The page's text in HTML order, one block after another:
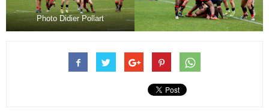
Photo Didier Pollart